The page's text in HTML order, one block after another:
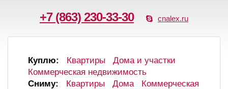
+7 (863) 230-33-30 cnalex.ru
Куплю: Квартиры
Дома и участки
Коммерческая недвижимость
Сниму:
Квартиры Дома
Коммерческая